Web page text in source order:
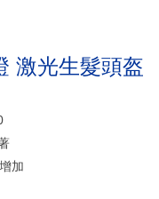
激光生髮頭盔
加